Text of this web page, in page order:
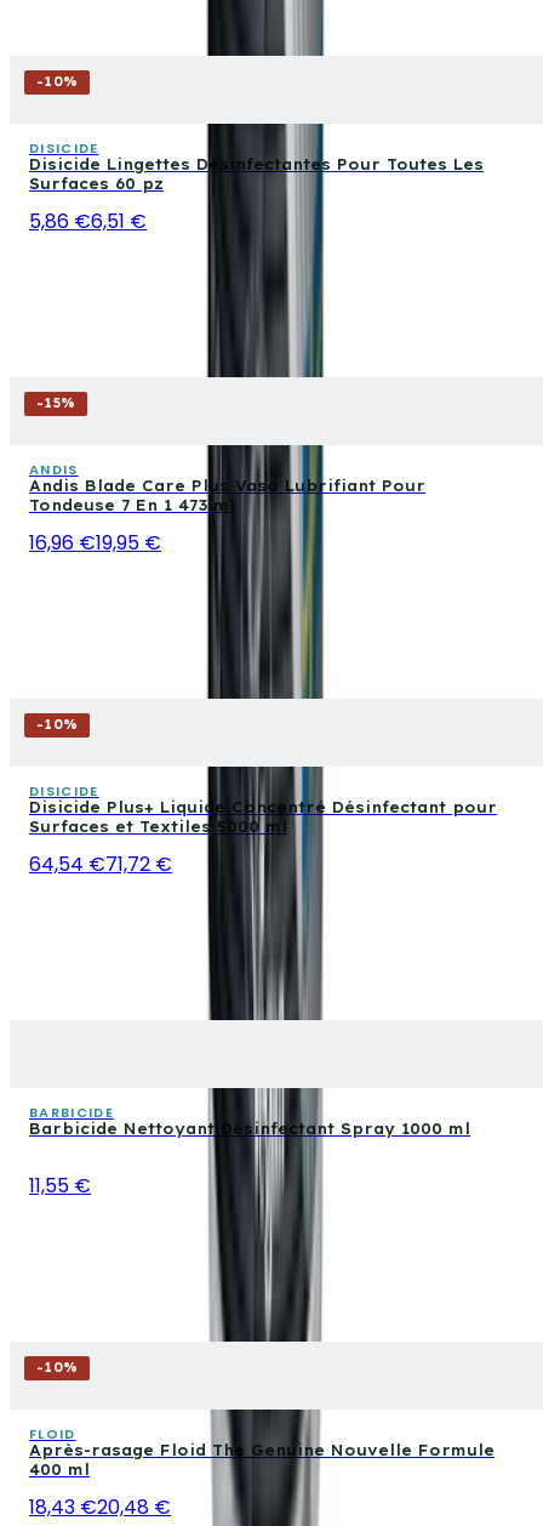
-10%
DISICIDE
Disicide Lingettes Désinfectantes Pour Toutes Les
Surfaces 60 pz
5,86 €6,51 €
-15%
ANDIS
Andis Blade Care Plus Vaso Lubrifiant Pour
Tondeuse 7 En 1 473 ml
16,96 €19,95 €
-10%
DISICIDE
Disicide Plus+ Liquide Concentré Désinfectant pour
Surfaces et Textiles 5000 ml
64,54 €71,72 €
BARBICIDE
Barbicide Nettoyant Désinfectant Spray 1000 ml
11,55 €
-10%
FLOID
Après-rasage Floid The Genuine Nouvelle Formule
400 ml
18,43 €20,48 €